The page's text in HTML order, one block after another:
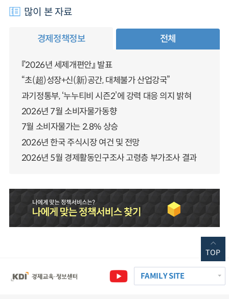
많이 본 자료
경제정책정보 전체
『2026년 세제개편안』 발표
“초(超)성장+신(新)공간, 대체불가 산업강국”
과기정통부, ‘누누티비 시즌2’에 강력 대응 의지 밝혀
2026년 7월 소비자물가동향
7월 소비자물가는 2.8% 상승
2026년 한국 주식시장 여건 및 전망
2026년 5월 경제활동인구조사 고령층 부가조사 결과
FAMILY SITE
TOP